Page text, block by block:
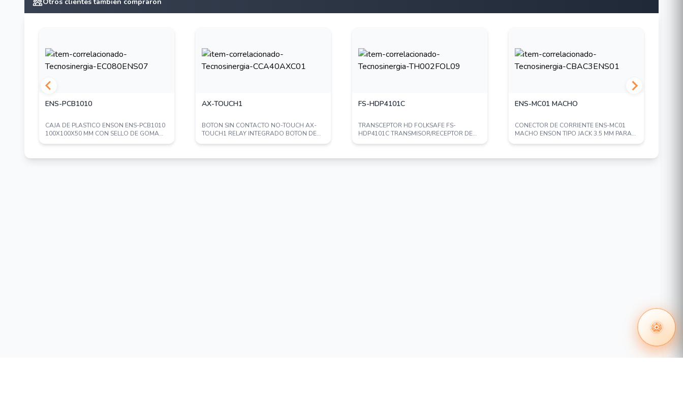
ENS-PCB1010
CAJA DE PLASTICO ENSON ENS-PCB1010
100X100X50 MM CON SELLO DE GOMA
AX-TOUCH1
BOTON SIN CONTACTO NO-TOUCH AX-
TOUCH1 RELAY INTEGRADO BOTON DE
FS-HDP4101C
TRANSCEPTOR HD FOLKSAFE FS-
HDP4101C TRANSMISOR/RECEPTOR DE
ENS-MC01 MACHO
CONECTOR DE CORRIENTE ENS-MC01
MACHO ENSON TIPO JACK 3.5 MM PARA